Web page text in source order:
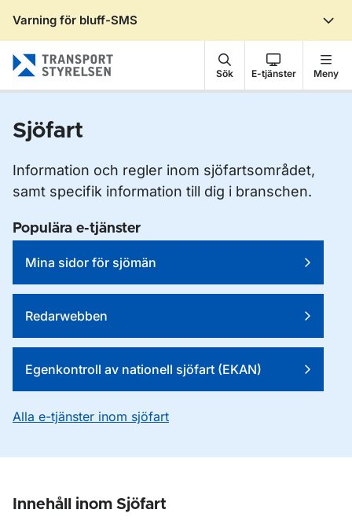
Varning för bluff-SMS
Sök E-tjänster Meny
Sjöfart
Information och regler inom sjöfartsområdet,
samt specifik information till dig i branschen.
Populära e-tjänster
Mina sidor för sjömän
Redarwebben
Egenkontroll av nationell sjöfart (EKAN)
Alla e-tjänster inom sjöfart
Innehåll inom Sjöfart